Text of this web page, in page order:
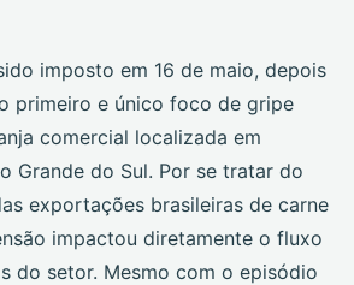
imposto em 16 de maio, depois
primeiro e único foco de gripe
comercial localizada em
Grande do Sul. Por se tratar do
exportações brasileiras de carne
impactou diretamente o fluxo
do setor. Mesmo com o episódio